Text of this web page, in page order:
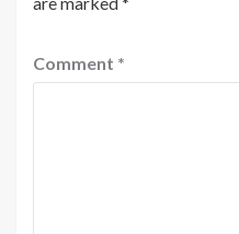
Comment *